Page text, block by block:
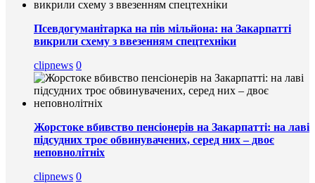
Псевдогуманітарка на пів мільйона: на Закарпатті
викрили схему з ввезенням спецтехніки
clipnews 0
Жорстоке вбивство пенсіонерів на Закарпатті: на лаві
підсудних троє обвинувачених, серед них – двоє
неповнолітніх
clipnews 0